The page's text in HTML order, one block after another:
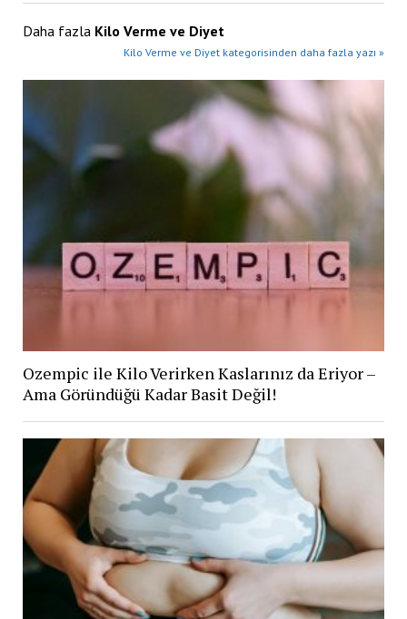
Daha fazla Kilo Verme ve Diyet
Kilo Verme ve Diyet kategorisinden daha fazla yazı »
Ozempic ile Kilo Verirken Kaslarınız da Eriyor –
Ama Göründüğü Kadar Basit Değil!